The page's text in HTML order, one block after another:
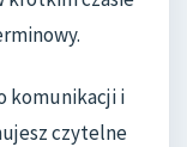
komunikacji i
czytelne